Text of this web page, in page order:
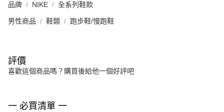
品牌 NIKE 全系列鞋款
男性商品 鞋類 跑步鞋/慢跑鞋
評價
喜歡這個商品嗎？購買後給他一個好評吧
一 必買清單 一